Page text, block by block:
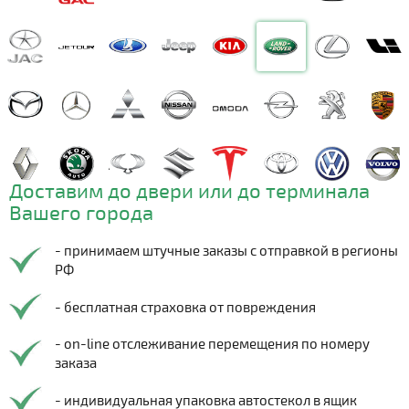
Доставим до двери или до терминала
Вашего города
- принимаем штучные заказы с отправкой в регионы
РФ
- бесплатная страховка от повреждения
- on-line отслеживание перемещения по номеру
заказа
- индивидуальная упаковка автостекол в ящик